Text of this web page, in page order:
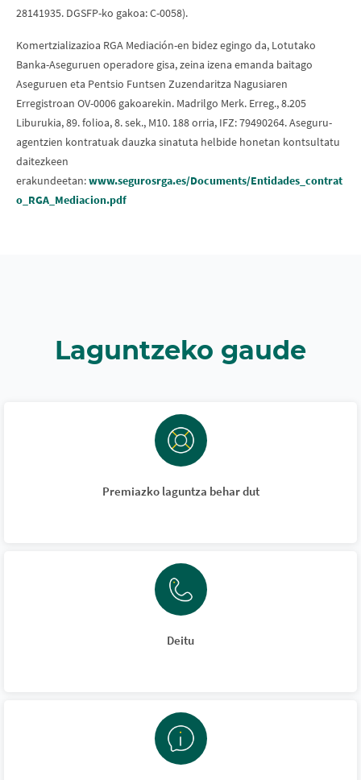
28141935. DGSFP-ko gakoa: C-0058).
Komertzializazioa RGA Mediación-en bidez egingo da, Lotutako
Banka-Aseguruen operadore gisa, zeina izena emanda baitago
Aseguruen eta Pentsio Funtsen Zuzendaritza Nagusiaren
Erregistroan OV-0006 gakoarekin. Madrilgo Merk. Erreg., 8.205
Liburukia, 89. folioa, 8. sek., M10. 188 orria, IFZ: 79490264. Aseguru-
agentzien kontratuak dauzka sinatuta helbide honetan kontsultatu
daitezkeen
erakundeetan:www.segurosrga.es/Documents/Entidades_contrat
o_RGA_Mediacion.pdf
Laguntzeko gaude
Premiazko laguntza behar dut
Deitu